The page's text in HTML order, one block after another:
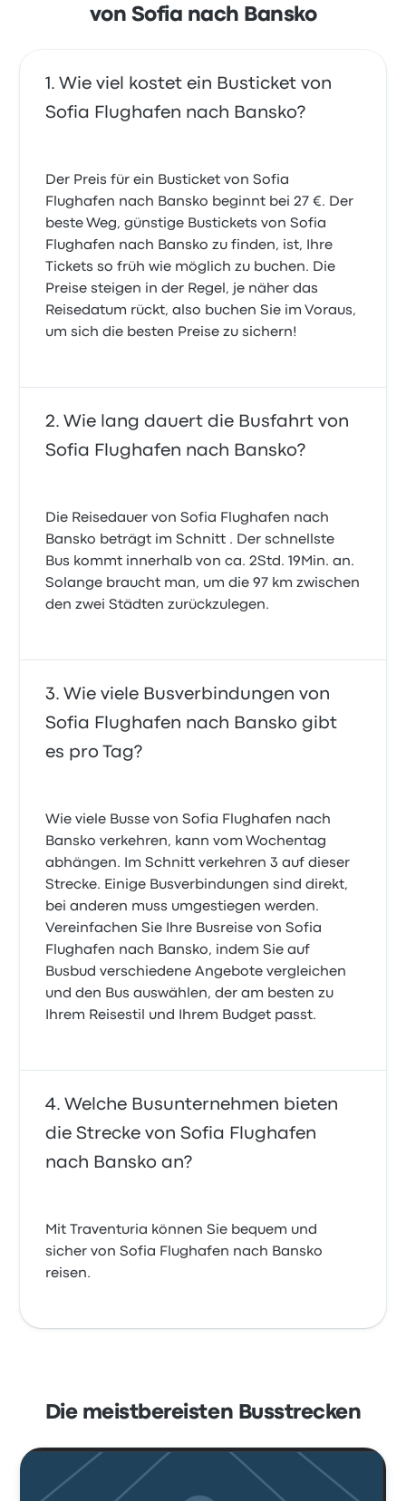
von Sofia nach Bansko
Wie viel kostet ein Busticket von
Sofia Flughafen nach Bansko?
Der Preis für ein Busticket von Sofia
Flughafen nach Bansko beginnt bei 27 €. Der
beste Weg, günstige Bustickets von Sofia
Flughafen nach Bansko zu finden, ist, Ihre
Tickets so früh wie möglich zu buchen. Die
Preise steigen in der Regel, je näher das
Reisedatum rückt, also buchen Sie im Voraus,
um sich die besten Preise zu sichern!
Wie lang dauert die Busfahrt von
Sofia Flughafen nach Bansko?
Die Reisedauer von Sofia Flughafen nach
Bansko beträgt im Schnitt . Der schnellste
Bus kommt innerhalb von ca. 2Std. 19Min. an.
Solange braucht man, um die 97 km zwischen
den zwei Städten zurückzulegen.
Wie viele Busverbindungen von
Sofia Flughafen nach Bansko gibt
es pro Tag?
Wie viele Busse von Sofia Flughafen nach
Bansko verkehren, kann vom Wochentag
abhängen. Im Schnitt verkehren 3 auf dieser
Strecke. Einige Busverbindungen sind direkt,
bei anderen muss umgestiegen werden.
Vereinfachen Sie Ihre Busreise von Sofia
Flughafen nach Bansko, indem Sie auf
Busbud verschiedene Angebote vergleichen
und den Bus auswählen, der am besten zu
Ihrem Reisestil und Ihrem Budget passt.
Welche Busunternehmen bieten
die Strecke von Sofia Flughafen
nach Bansko an?
Mit Traventuria können Sie bequem und
sicher von Sofia Flughafen nach Bansko
reisen.
Die meistbereisten Busstrecken